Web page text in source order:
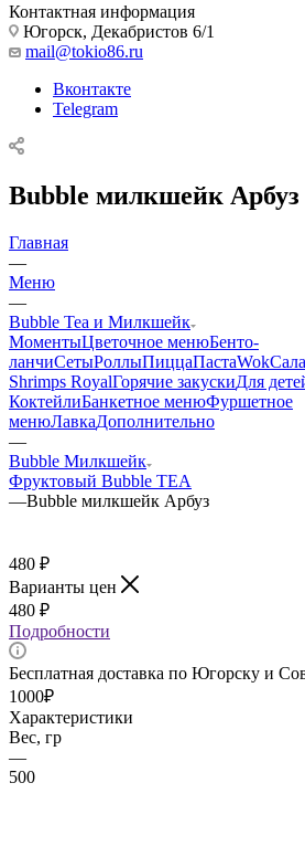
Контактная информация
Югорск, Декабристов 6/1
mail@tokio86.ru
Вконтакте
Telegram
Bubble милкшейк Арбуз
Главная
—
Меню
—
Bubble Tea и Милкшейк
МоментыЦветочное менюБенто-
ланчиСетыРоллыПиццаПастаWok
Shrimps RoyalГорячие закускиДля
КоктейлиБанкетное менюФуршетное
менюЛавкаДополнительно
—
Bubble Милкшейк
Фруктовый Bubble TEA
—Bubble милкшейк Арбуз
480 ₽
Варианты цен
480 ₽
Подробности
Бесплатная доставка по Югорску и
1000₽
Характеристики
Вес, гр
—
500